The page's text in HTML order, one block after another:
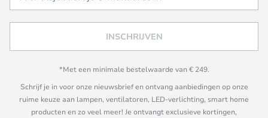
INSCHRIJVEN
*Met een minimale bestelwaarde van € 249.
Schrijf je in voor onze nieuwsbrief en ontvang aanbiedingen op onze
ruime keuze aan lampen, ventilatoren, LED-verlichting, smart home
producten en zo veel meer! Je ontvangt exclusieve kortingen,